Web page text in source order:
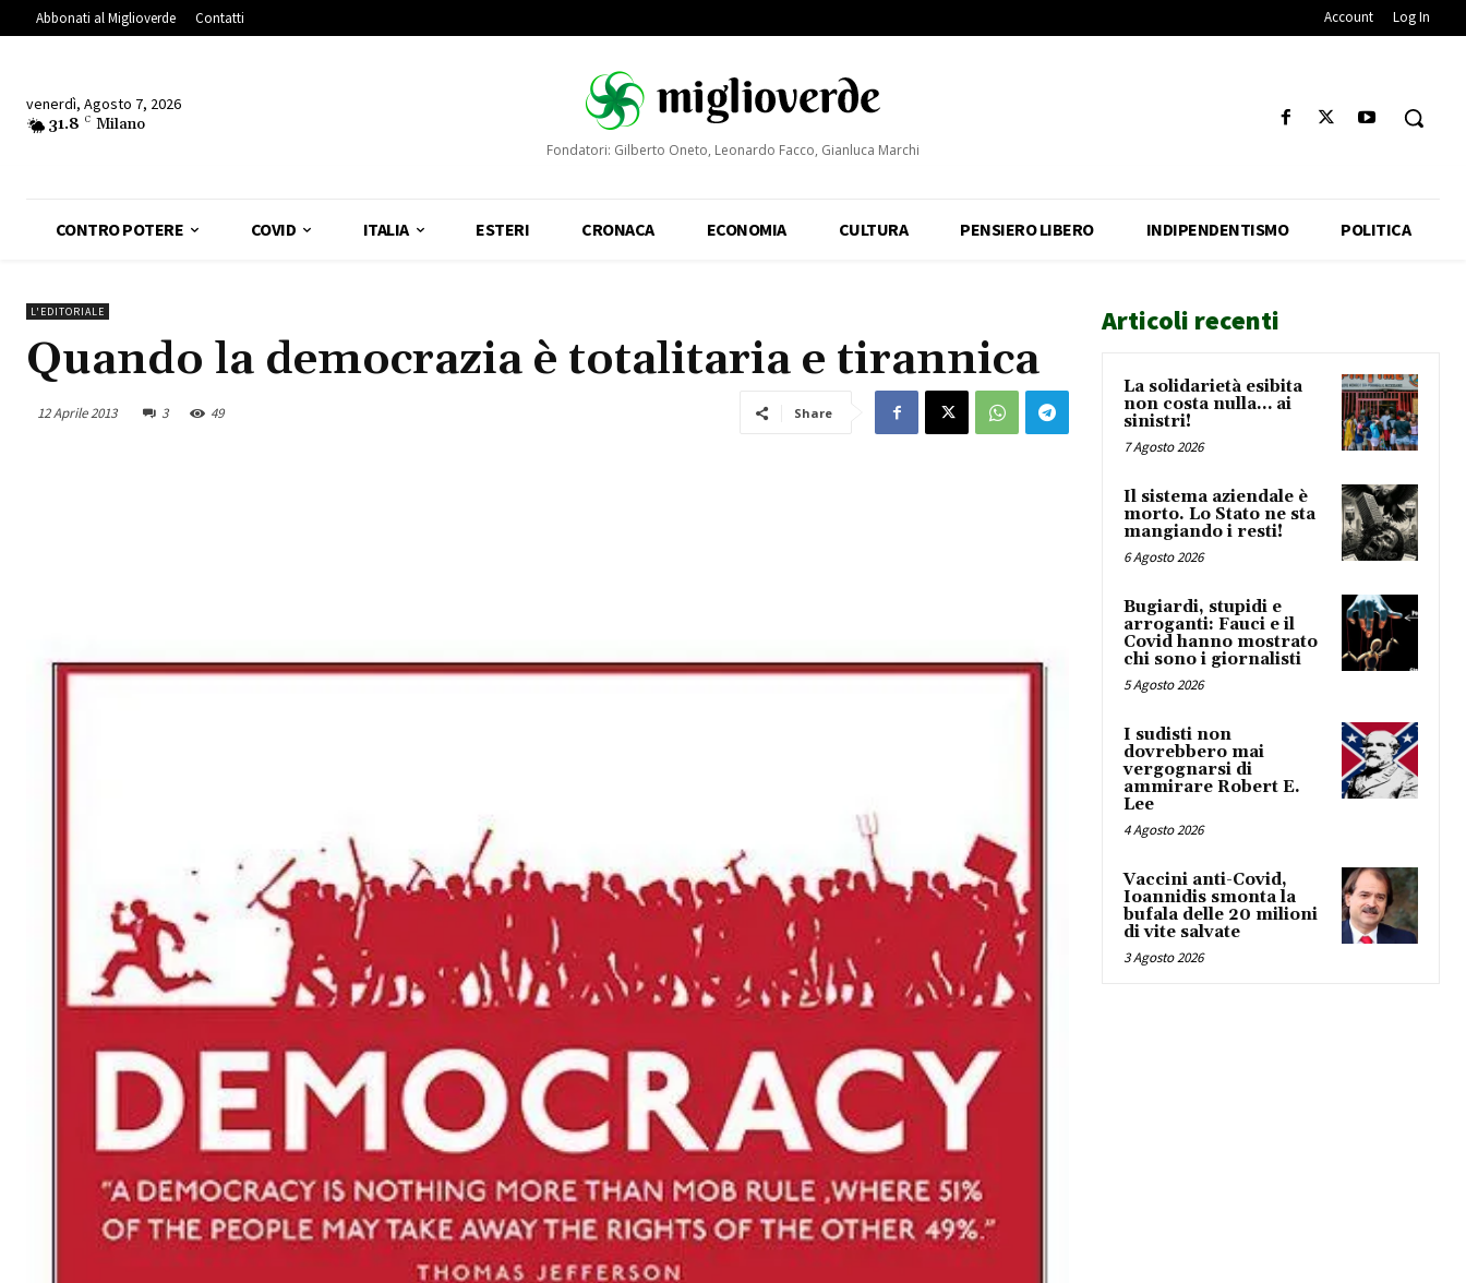
Abbonati al Miglioverde Contatti Account Log In
venerdì, Agosto 7, 2026
31.8 C Milano
Fondatori: Gilberto Oneto, Leonardo Facco, Gianluca Marchi
CONTRO POTERE COVID ITALIA ESTERI CRONACA ECONOMIA CULTURA PENSIERO LIBERO INDIPENDENTISMO POLITICA
L'EDITORIALE
Quando la democrazia è totalitaria e tirannica
12 Aprile 2013 3 49 Share
Articoli recenti
La solidarietà esibita
non costa nulla… ai
sinistri!
7 Agosto 2026
Il sistema aziendale è
morto. Lo Stato ne sta
mangiando i resti!
6 Agosto 2026
Bugiardi, stupidi e
arroganti: Fauci e il
Covid hanno mostrato
chi sono i giornalisti
5 Agosto 2026
I sudisti non
dovrebbero mai
vergognarsi di
ammirare Robert E.
Lee
4 Agosto 2026
Vaccini anti-Covid,
Ioannidis smonta la
bufala delle 20 milioni
di vite salvate
3 Agosto 2026